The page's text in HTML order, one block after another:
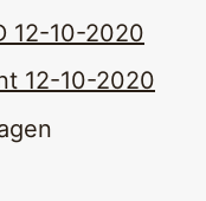
12-10-2020
12-10-2020